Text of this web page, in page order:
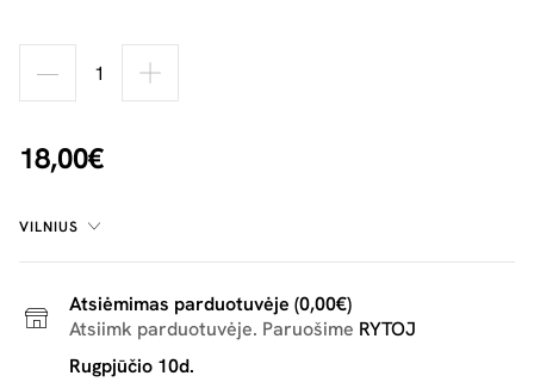
18,00€
VILNIUS
Atsiėmimas parduotuvėje (0,00€)
Atsiimk parduotuvėje. Paruošime RYTOJ
Rugpjūčio 10d.